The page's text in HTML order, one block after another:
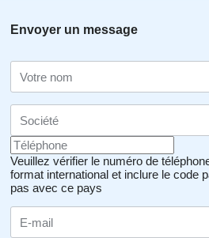
Envoyer un message
Veuillez vérifier le numéro de
format international et inclure le code
pas avec ce pays